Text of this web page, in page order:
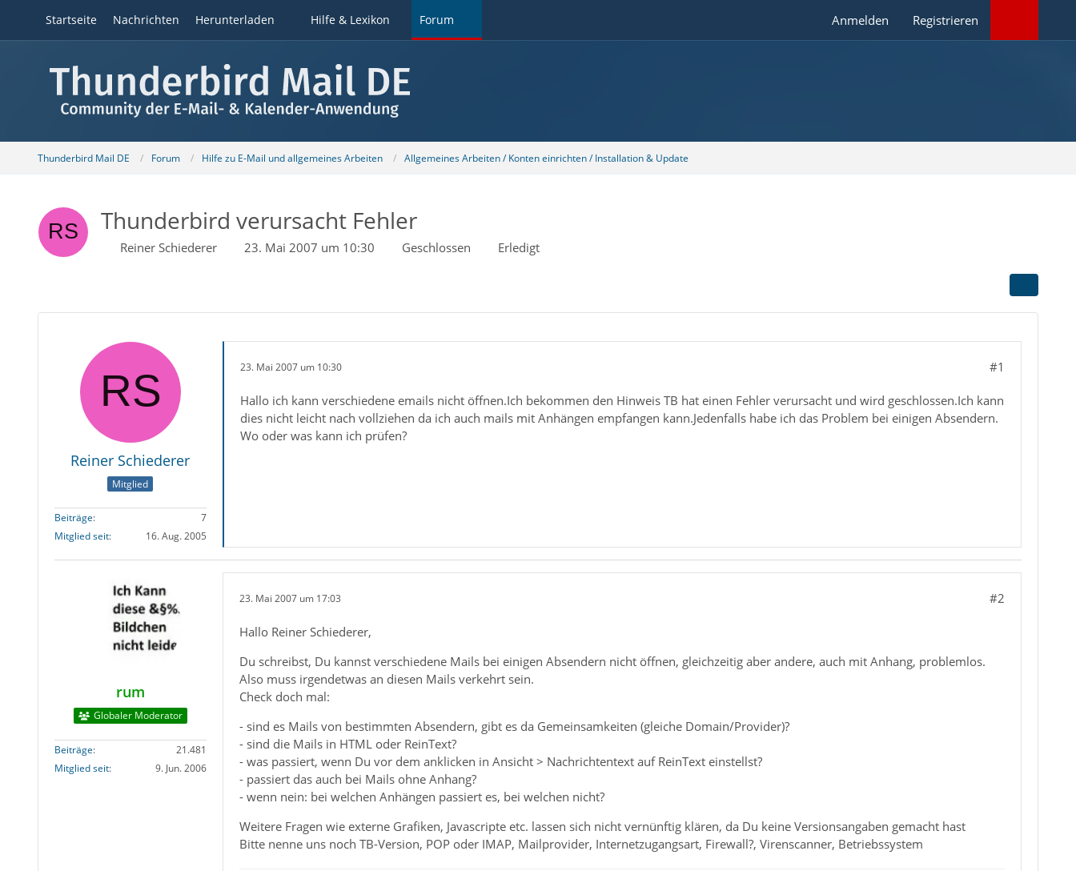
Startseite Nachrichten Herunterladen Hilfe & Lexikon Forum Anmelden Registrieren
Thunderbird Mail DE Forum Hilfe zu E-Mail und allgemeines Arbeiten Allgemeines Arbeiten / Konten einrichten / Installation & Update
Thunderbird verursacht Fehler
Reiner Schiederer 23. Mai 2007 um 10:30 Geschlossen Erledigt
Reiner Schiederer
Mitglied
Beiträge
7
Mitglied seit
16. Aug. 2005
23. Mai 2007 um 10:30 #1
Hallo ich kann verschiedene emails nicht öffnen.Ich bekommen den Hinweis TB hat einen Fehler verursacht und wird geschlossen.Ich kann
dies nicht leicht nach vollziehen da ich auch mails mit Anhängen empfangen kann.Jedenfalls habe ich das Problem bei einigen Absendern.
Wo oder was kann ich prüfen?
rum
Globaler Moderator
Beiträge
21.481
Mitglied seit
9. Jun. 2006
23. Mai 2007 um 17:03 #2
Hallo Reiner Schiederer,
Du schreibst, Du kannst verschiedene Mails bei einigen Absendern nicht öffnen, gleichzeitig aber andere, auch mit Anhang, problemlos.
Also muss irgendetwas an diesen Mails verkehrt sein.
Check doch mal:
- sind es Mails von bestimmten Absendern, gibt es da Gemeinsamkeiten (gleiche Domain/Provider)?
- sind die Mails in HTML oder ReinText?
- was passiert, wenn Du vor dem anklicken in Ansicht > Nachrichtentext auf ReinText einstellst?
- passiert das auch bei Mails ohne Anhang?
- wenn nein: bei welchen Anhängen passiert es, bei welchen nicht?
Weitere Fragen wie externe Grafiken, Javascripte etc. lassen sich nicht vernünftig klären, da Du keine Versionsangaben gemacht hast
Bitte nenne uns noch TB-Version, POP oder IMAP, Mailprovider, Internetzugangsart, Firewall?, Virenscanner, Betriebssystem